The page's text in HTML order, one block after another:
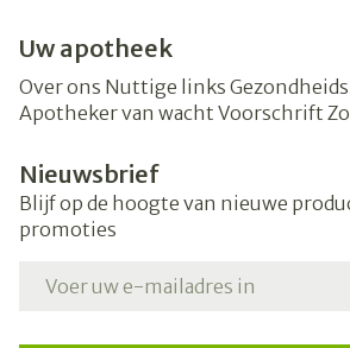
Uw apotheek
Over ons Nuttige links
Apotheker van wacht Voorschrift
Nieuwsbrief
Blijf op de hoogte van nieuwe
promoties